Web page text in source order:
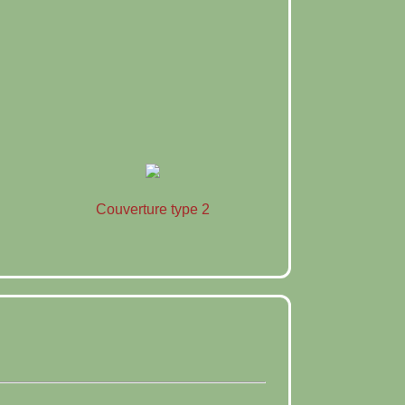
Couverture type 2